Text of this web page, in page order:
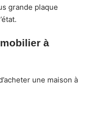
grande plaque
à
une maison à